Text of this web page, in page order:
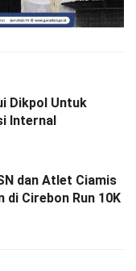
Dikpol Untuk
Internal
dan Atlet Ciamis
di Cirebon Run 10K